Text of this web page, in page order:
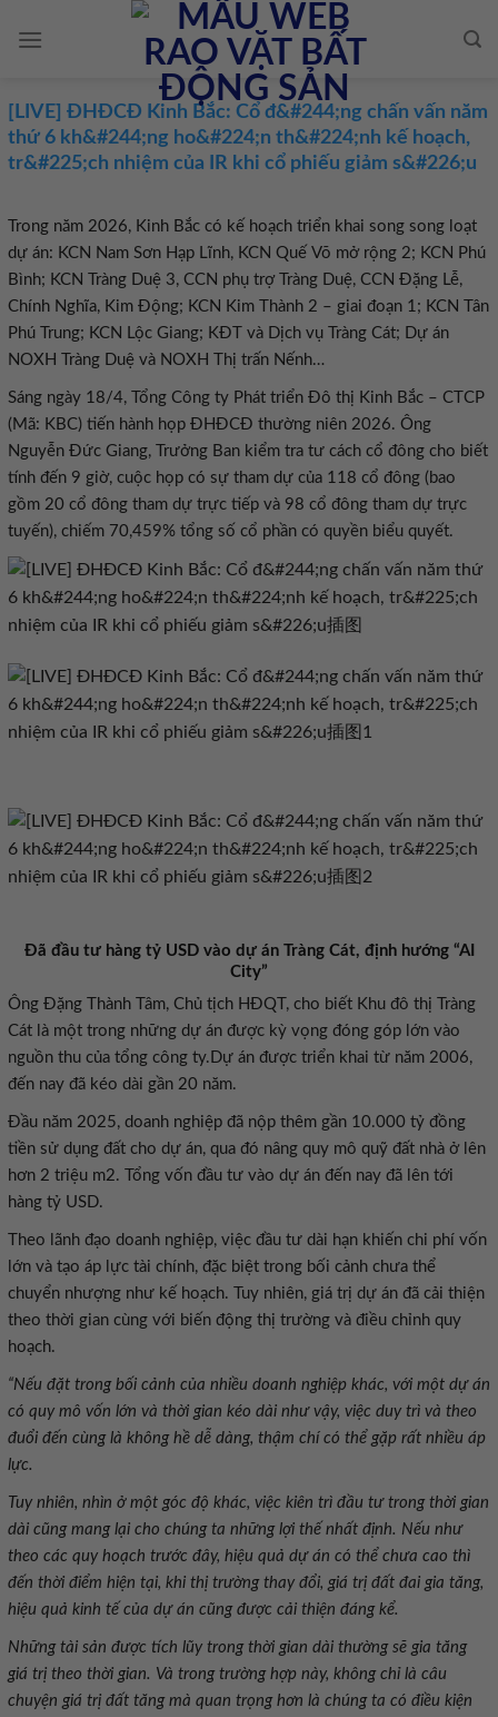
[LIVE] ĐHĐCĐ Kinh Bắc: Cổ đ&#244;ng chấn vấn năm
thứ 6 kh&#244;ng ho&#224;n th&#224;nh kế hoạch,
tr&#225;ch nhiệm của IR khi cổ phiếu giảm s&#226;u
Trong năm 2026, Kinh Bắc có kế hoạch triển khai song song loạt
dự án: KCN Nam Sơn Hạp Lĩnh, KCN Quế Võ mở rộng 2; KCN Phú
Bình; KCN Tràng Duệ 3, CCN phụ trợ Tràng Duệ, CCN Đặng Lễ,
Chính Nghĩa, Kim Động; KCN Kim Thành 2 – giai đoạn 1; KCN Tân
Phú Trung; KCN Lộc Giang; KĐT và Dịch vụ Tràng Cát; Dự án
NOXH Tràng Duệ và NOXH Thị trấn Nếnh…
Sáng ngày 18/4, Tổng Công ty Phát triển Đô thị Kinh Bắc – CTCP
( Mã: KBC) tiến hành họp ĐHĐCĐ thường niên 2026. Ông
Nguyễn Đức Giang, Trưởng Ban kiểm tra tư cách cổ đông cho biết
tính đến 9 giờ, cuộc họp có sự tham dự của 118 cổ đông (bao
gồm 20 cổ đông tham dự trực tiếp và 98 cổ đông tham dự trực
tuyến), chiếm 70,459% tổng số cổ phần có quyền biểu quyết.
Đã đầu tư hàng tỷ USD vào dự án Tràng Cát, định hướng “AI
City”
Ông Đặng Thành Tâm, Chủ tịch HĐQT, cho biết Khu đô thị Tràng
Cát là một trong những dự án được kỳ vọng đóng góp lớn vào
nguồn thu của tổng công ty.Dự án được triển khai từ năm 2006,
đến nay đã kéo dài gần 20 năm.
Đầu năm 2025, doanh nghiệp đã nộp thêm gần 10.000 tỷ đồng
tiền sử dụng đất cho dự án, qua đó nâng quy mô quỹ đất nhà ở lên
hơn 2 triệu m2. Tổng vốn đầu tư vào dự án đến nay đã lên tới
hàng tỷ USD.
Theo lãnh đạo doanh nghiệp, việc đầu tư dài hạn khiến chi phí vốn
lớn và tạo áp lực tài chính, đặc biệt trong bối cảnh chưa thể
chuyển nhượng như kế hoạch. Tuy nhiên, giá trị dự án đã cải thiện
theo thời gian cùng với biến động thị trường và điều chỉnh quy
hoạch.
“Nếu đặt trong bối cảnh của nhiều doanh nghiệp khác, với một dự án
có quy mô vốn lớn và thời gian kéo dài như vậy, việc duy trì và theo
đuổi đến cùng là không hề dễ dàng, thậm chí có thể gặp rất nhiều áp
lực.
Tuy nhiên, nhìn ở một góc độ khác, việc kiên trì đầu tư trong thời gian
dài cũng mang lại cho chúng ta những lợi thế nhất định. Nếu như
theo các quy hoạch trước đây, hiệu quả dự án có thể chưa cao thì
đến thời điểm hiện tại, khi thị trường thay đổi, giá trị đất đai gia tăng,
hiệu quả kinh tế của dự án cũng được cải thiện đáng kể.
Những tài sản được tích lũy trong thời gian dài thường sẽ gia tăng
giá trị theo thời gian. Và trong trường hợp này, không chỉ là câu
chuyện giá trị đất tăng mà quan trọng hơn là chúng ta có điều kiện